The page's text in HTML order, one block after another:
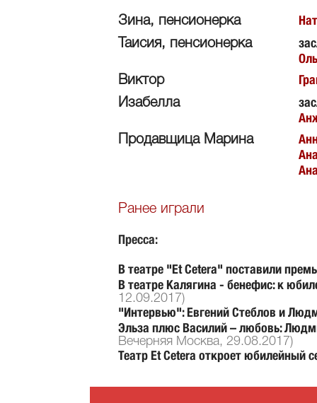
Зина, пенсионерка
Таисия, пенсионерка
Виктор
Изабелла
Продавщица Марина
Ранее играли
Пресса:
В театре "Et Cetera" поставили
В театре Калягина - бенефис: к
12.09.2017)
"Интервью": Евгений Стеблов и
Эльза плюс Василий – любовь:
Вечерняя Москва, 29.08.2017)
Театр Et Сetera откроет юбилейный